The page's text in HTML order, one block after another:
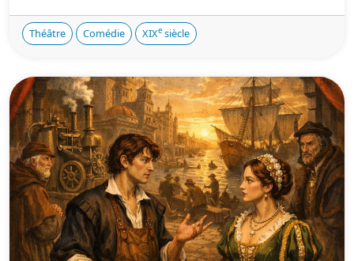
Théâtre Comédie XIXe siècle